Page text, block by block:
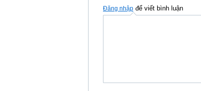
Đăng nhập để viết bình luận